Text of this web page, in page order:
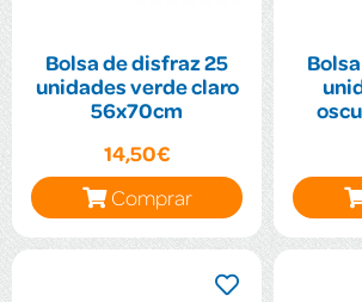
Bolsa de disfraz 25
unidades verde claro
56x70cm
14,50€
Comprar